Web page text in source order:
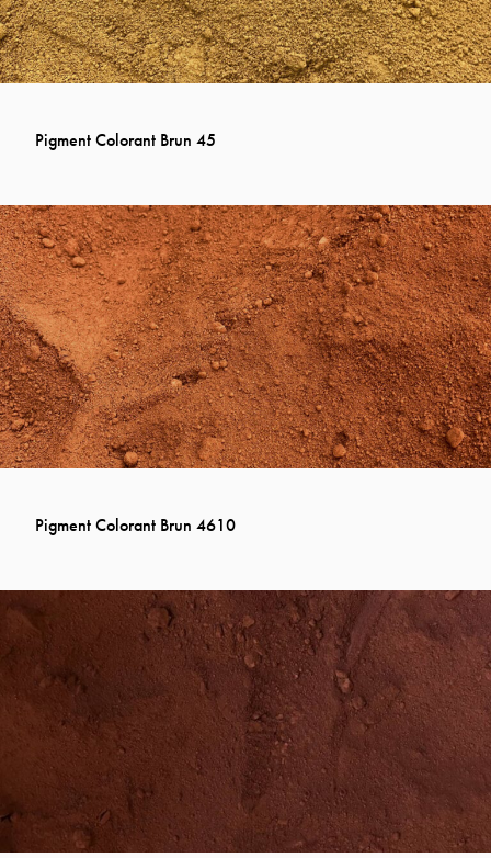
Pigment Colorant Brun 45
Pigment Colorant Brun 4610